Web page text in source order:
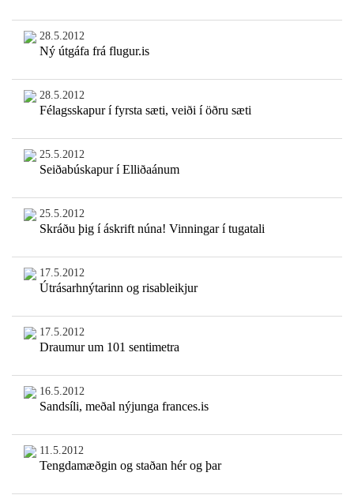
28.5.2012
Ný útgáfa frá flugur.is
28.5.2012
Félagsskapur í fyrsta sæti, veiði í öðru sæti
25.5.2012
Seiðabúskapur í Elliðaánum
25.5.2012
Skráðu þig í áskrift núna! Vinningar í tugatali
17.5.2012
Útrásarhnýtarinn og risableikjur
17.5.2012
Draumur um 101 sentimetra
16.5.2012
Sandsíli, meðal nýjunga frances.is
11.5.2012
Tengdamæðgin og staðan hér og þar